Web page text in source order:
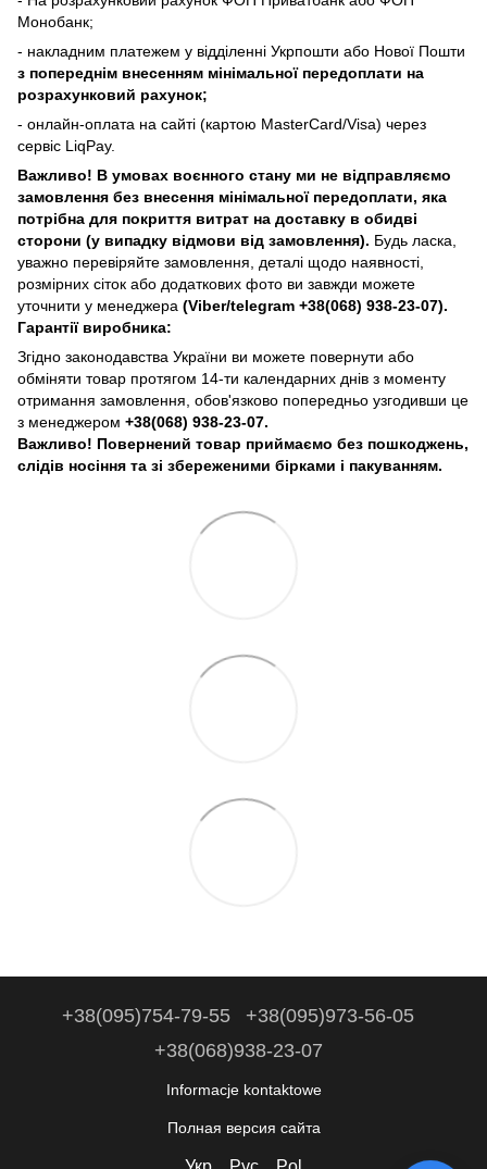
Монобанк;
- накладним платежем у відділенні Укрпошти або Нової Пошти
з попереднім внесенням мінімальної передоплати на
розрахунковий рахунок;
- онлайн-оплата на сайті (картою MasterCard/Visa) через
сервіс LiqPay.
Важливо! В умовах воєнного стану ми не відправляємо
замовлення без внесення мінімальної передоплати, яка
потрібна для покриття витрат на доставку в обидві
сторони (у випадку відмови від замовлення). Будь ласка,
уважно перевіряйте замовлення, деталі щодо наявності,
розмірних сіток або додаткових фото ви завжди можете
уточнити у менеджера (Viber/telegram +38(068) 938-23-07).
Гарантії виробника:
Згідно законодавства України ви можете повернути або
обміняти товар протягом 14-ти календарних днів з моменту
отримання замовлення, обов'язково попередньо узгодивши це
з менеджером +38(068) 938-23-07.
Важливо! Повернений товар приймаємо без пошкоджень,
слідів носіння та зі збереженими бірками і пакуванням.
+38(095)754-79-55
+38(095)973-56-05
+38(068)938-23-07
Informacje kontaktowe
Полная версия сайта